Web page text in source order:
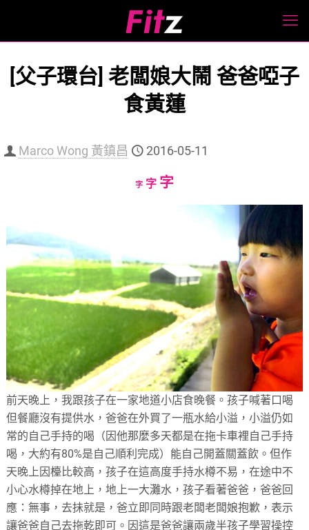
[父子環台] 老闆娘大鬧 爸爸啞子
食黃蓮
Marco Wong 黃鎮昌 2016-05-11
字Decrease
字Reset
字Increase
前天晚上，我跟孩子在一家地道小店食晚餐。孩子喊著口喝
但餐廳沒有提供水，爸爸在外買了一瓶水給小溢，小溢仍如
常的自己手持的喝（因他那麼多天都是在拖卡車裡自己手持
喝，大約有80%是自己順利完成）能自己開蓋關蓋飲。但作
天晚上因檯比較高，孩子在這高度手持水樽不易，在途中不
小心水樽掉在地上，地上一大灘水，孩子看著爸爸，爸爸回
應：無事，去抺就是，爸立即同時跟老闆老闆娘抱歉，表示
讓爸爸自己去拖乾即可。因這是爸爸讓兩歲半孩子學習操控